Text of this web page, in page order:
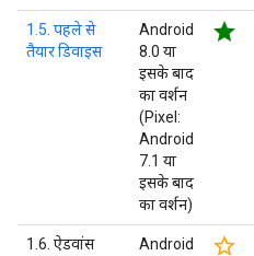
1.5. पहले से
तैयार डिवाइस
Android
8.0 या
इसके बाद
का वर्शन
(Pixel:
Android
7.1 या
इसके बाद
का वर्शन)
star
1.6. ऐडवांस
Android
star_border